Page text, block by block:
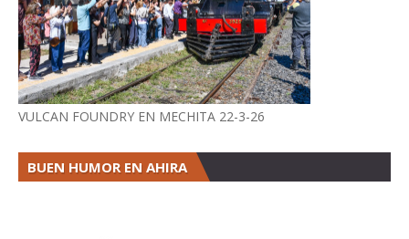
VULCAN FOUNDRY EN MECHITA 22-3-26
BUEN HUMOR EN AHIRA